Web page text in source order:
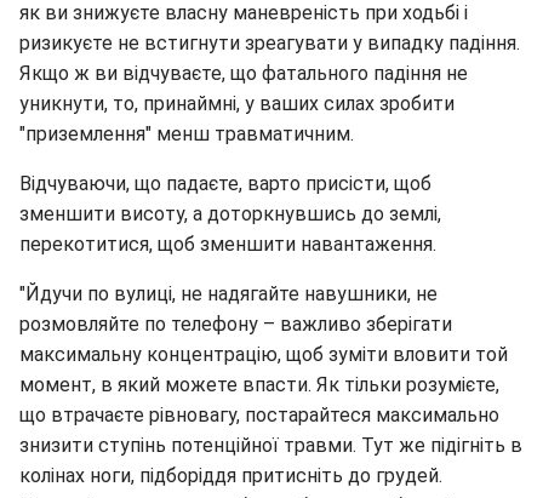
як ви знижуєте власну маневреність при ходьбі і
ризикуєте не встигнути зреагувати у випадку падіння.
Якщо ж ви відчуваєте, що фатального падіння не
уникнути, то, принаймні, у ваших силах зробити
"приземлення" менш травматичним.
Відчуваючи, що падаєте, варто присісти, щоб
зменшити висоту, а доторкнувшись до землі,
перекотитися, щоб зменшити навантаження.
"Йдучи по вулиці, не надягайте навушники, не
розмовляйте по телефону – важливо зберігати
максимальну концентрацію, щоб зуміти вловити той
момент, в який можете впасти. Як тільки розумієте,
що втрачаєте рівновагу, постарайтеся максимально
знизити ступінь потенційної травми. Тут же підігніть в
колінах ноги, підборіддя притисніть до грудей.